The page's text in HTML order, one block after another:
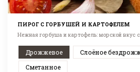
ПИРОГ С ГОРБУШЕЙ И КАРТОФЕЛЕМ
Нежная горбуша и картофель: морской вкус
Дрожжевое
Слоёное
Сметанное